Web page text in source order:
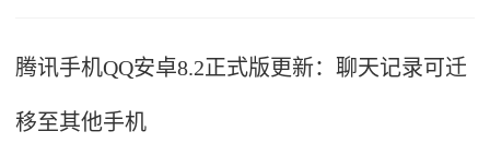
腾讯手机QQ安卓8.2正式版更新：聊天记录可迁
移至其他手机